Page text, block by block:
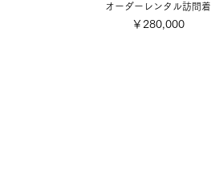
オーダーレンタル訪問着
価格
￥280,000